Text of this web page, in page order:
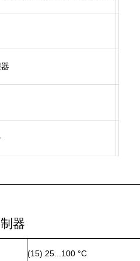
器
(15) 25...100 °C